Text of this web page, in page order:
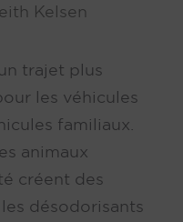
Kelsen
trajet plus
les véhicules
familiaux.
animaux
créent des
désodorisants